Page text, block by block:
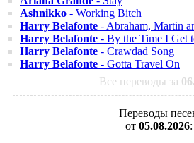
Ashnikko - Working Bitch
Harry Belafonte - Abraham, Martin
Harry Belafonte - By the Time I Get
Harry Belafonte - Crawdad Song
Harry Belafonte - Gotta Travel On
Все переводы за
Переводы
от 05.08.2026: